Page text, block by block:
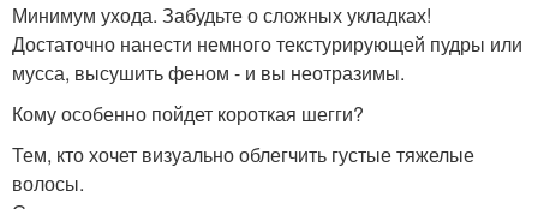
Минимум ухода. Забудьте о сложных укладках!
Достаточно нанести немного текстурирующей пудры или
мусса, высушить феном - и вы неотразимы.
Кому особенно пойдет короткая шегги?
Тем, кто хочет визуально облегчить густые тяжелые
волосы.